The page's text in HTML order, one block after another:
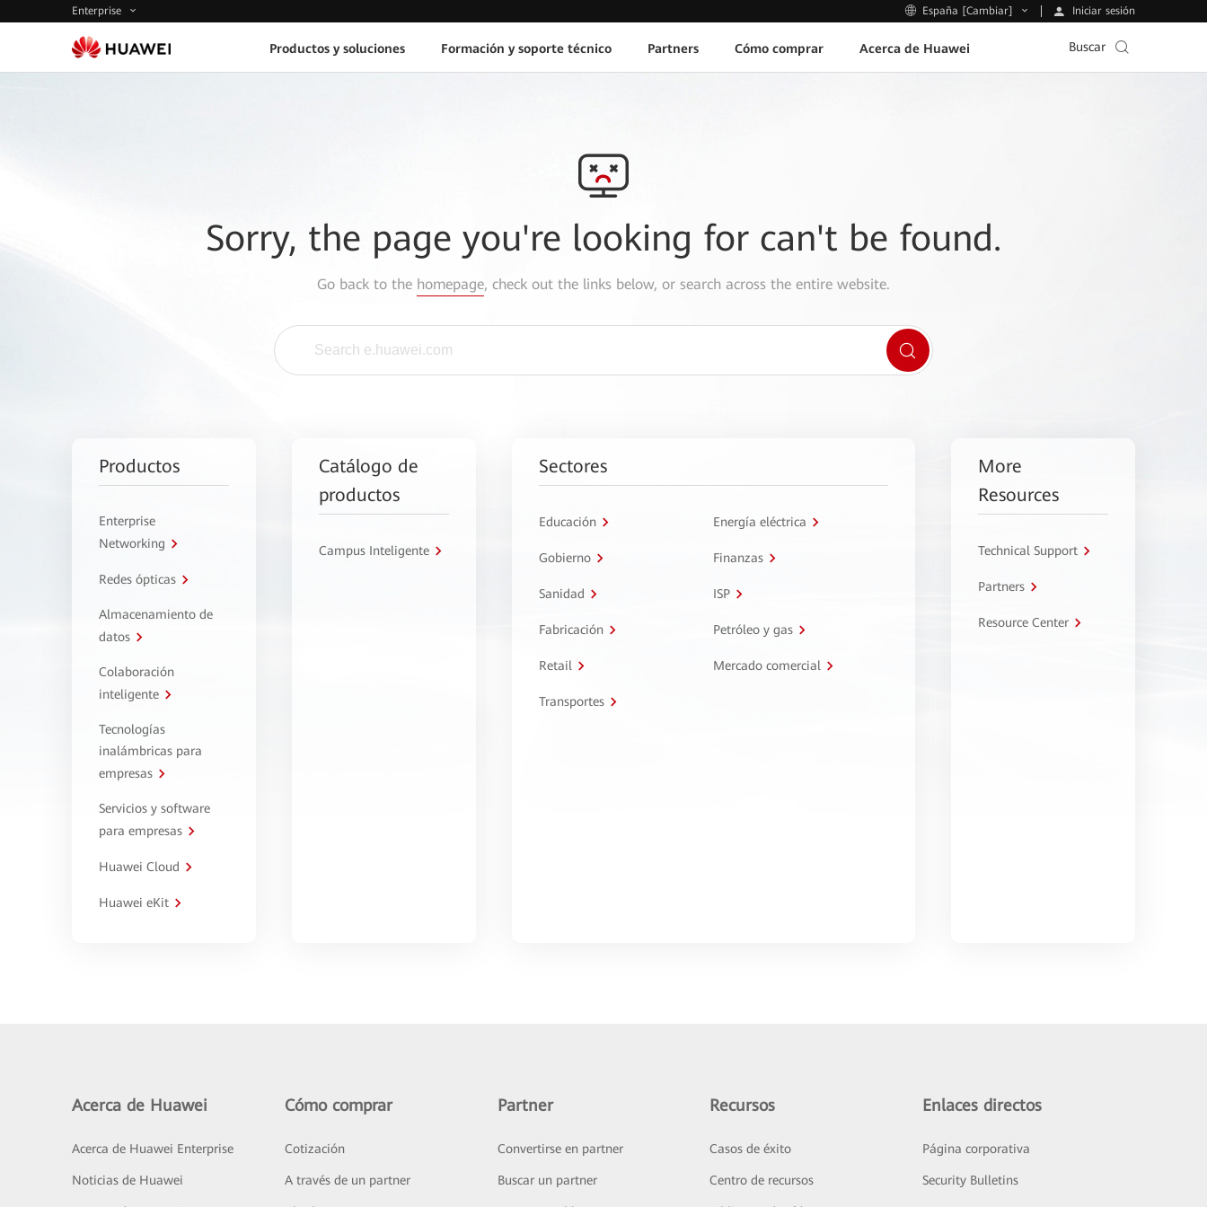
Enterprise España [Cambiar] Iniciar sesión
Productos y soluciones Formación y soporte técnico Partners Cómo comprar Acerca de Huawei Buscar
Sorry, the page you're looking for can't be found.
Go back to the homepage, check out the links below, or search across the entire website.
Productos
Enterprise
Networking
Redes ópticas
Almacenamiento de
datos
Colaboración
inteligente
Tecnologías
inalámbricas para
empresas
Servicios y software
para empresas
Huawei Cloud
Huawei eKit
Catálogo de
productos
Campus Inteligente
Sectores
Educación Energía eléctrica
Gobierno Finanzas
Sanidad ISP
Fabricación Petróleo y gas
Retail Mercado comercial
Transportes
More
Resources
Technical Support
Partners
Resource Center
Acerca de Huawei
Acerca de Huawei Enterprise
Noticias de Huawei
Cómo comprar
Cotización
A través de un partner
Partner
Convertirse en partner
Buscar un partner
Recursos
Casos de éxito
Centro de recursos
Enlaces directos
Página corporativa
Security Bulletins